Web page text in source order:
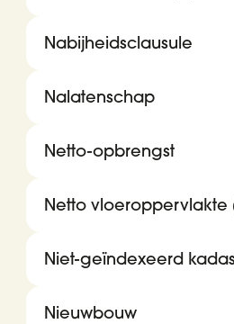
Nabijheidsclausule
Nalatenschap
Netto-opbrengst
Netto vloeroppervlakte
Niet-geïndexeerd
Nieuwbouw